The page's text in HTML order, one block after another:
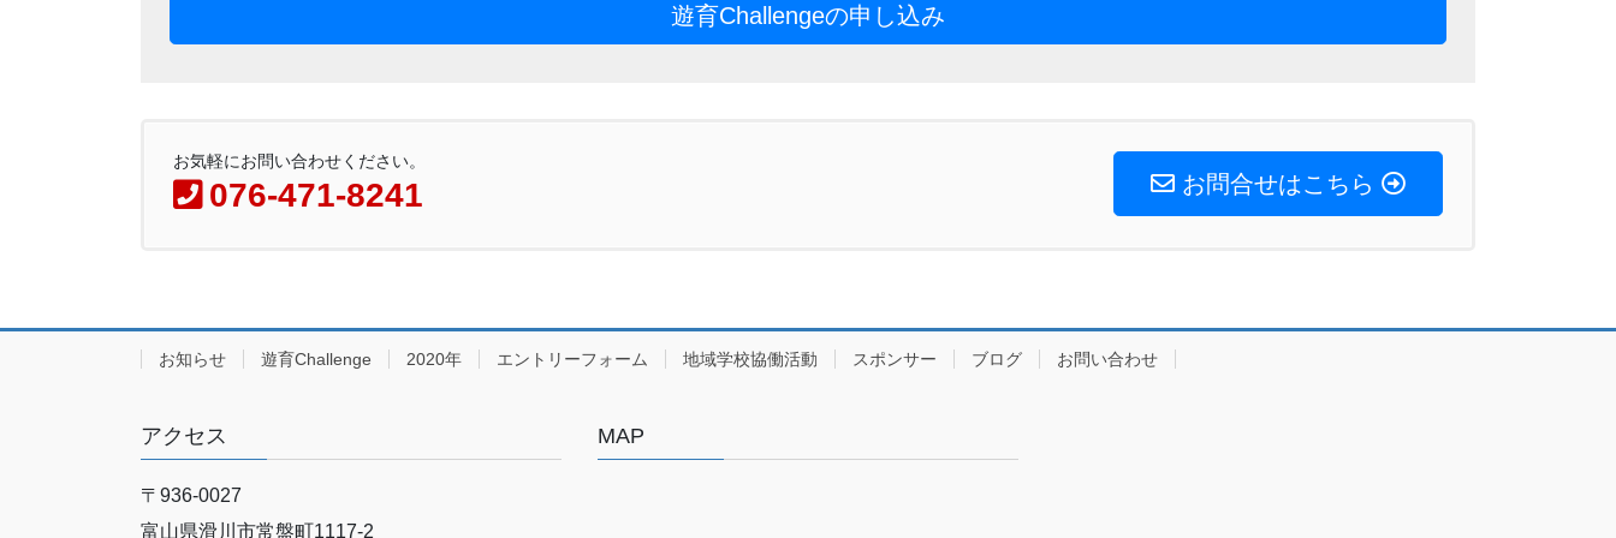
遊育Challengeの申し込み
お気軽にお問い合わせください。
076-471-8241 お問合せはこちら
お知らせ 遊育Challenge 2020年 エントリーフォーム 地域学校協働活動 スポンサー ブログ お問い合わせ
アクセス
〒936-0027
富山県滑川市常盤町1117‐2
MAP